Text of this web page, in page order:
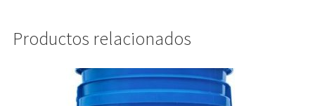
Productos relacionados